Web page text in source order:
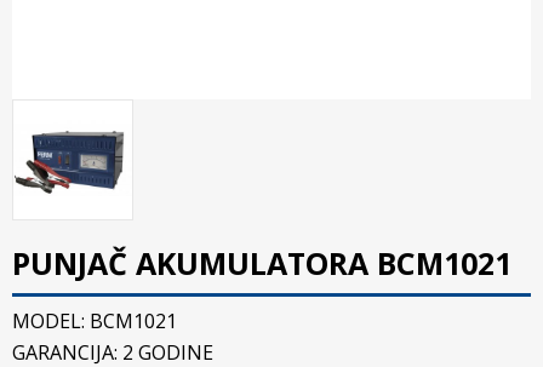
PUNJAČ AKUMULATORA BCM1021
MODEL: BCM1021
GARANCIJA: 2 GODINE